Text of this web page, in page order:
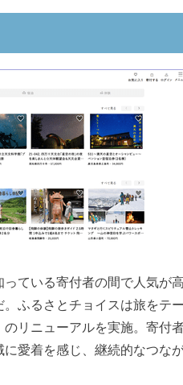
ている寄付者の間で人気が
ふるさとチョイスは旅をテ
リニューアルを実施。寄付
愛着を感じ、継続的なつな